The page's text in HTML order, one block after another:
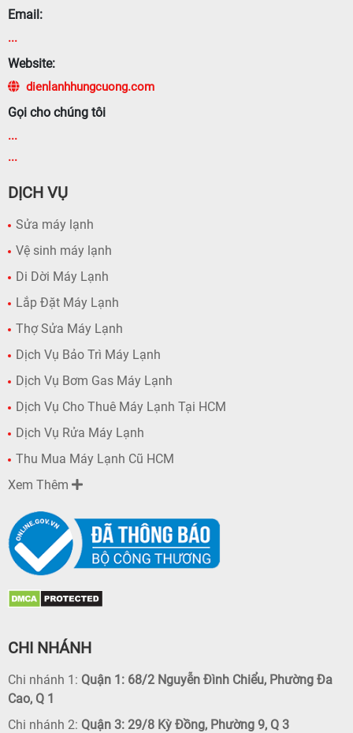
Email:
...
Website:
dienlanhhungcuong.com
Gọi cho chúng tôi
...
...
DỊCH VỤ
Sửa máy lạnh
Vệ sinh máy lạnh
Di Dời Máy Lạnh
Lắp Đặt Máy Lạnh
Thợ Sửa Máy Lạnh
Dịch Vụ Bảo Trì Máy Lạnh
Dịch Vụ Bơm Gas Máy Lạnh
Dịch Vụ Cho Thuê Máy Lạnh Tại HCM
Dịch Vụ Rửa Máy Lạnh
Thu Mua Máy Lạnh Cũ HCM
Xem Thêm
CHI NHÁNH
Chi nhánh 1: Quận 1: 68/2 Nguyễn Đình Chiểu, Phường Đa
Cao, Q 1
Chi nhánh 2: Quận 3: 29/8 Kỳ Đồng, Phường 9, Q 3